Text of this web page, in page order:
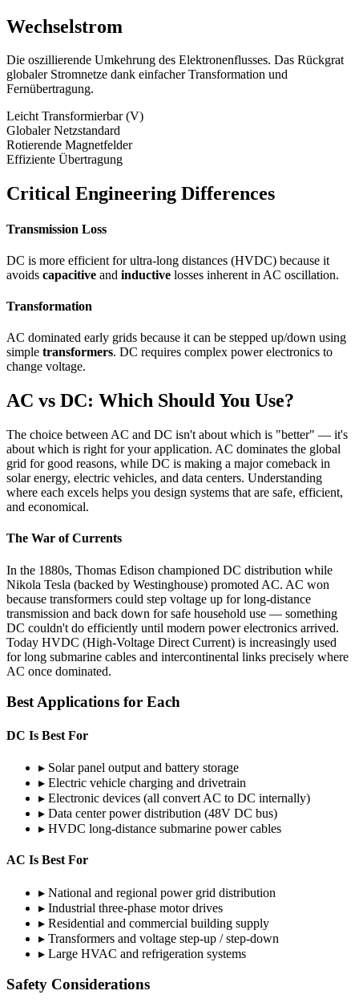
Wechselstrom
Die oszillierende Umkehrung des Elektronenflusses. Das Rückgrat
globaler Stromnetze dank einfacher Transformation und
Fernübertragung.
Leicht Transformierbar (V)
Globaler Netzstandard
Rotierende Magnetfelder
Effiziente Übertragung
Critical Engineering Differences
Transmission Loss
DC is more efficient for ultra-long distances (HVDC) because it
avoids capacitive and inductive losses inherent in AC oscillation.
Transformation
AC dominated early grids because it can be stepped up/down using
simple transformers. DC requires complex power electronics to
change voltage.
AC vs DC: Which Should You Use?
The choice between AC and DC isn't about which is "better" — it's
about which is right for your application. AC dominates the global
grid for good reasons, while DC is making a major comeback in
solar energy, electric vehicles, and data centers. Understanding
where each excels helps you design systems that are safe, efficient,
and economical.
The War of Currents
In the 1880s, Thomas Edison championed DC distribution while
Nikola Tesla (backed by Westinghouse) promoted AC. AC won
because transformers could step voltage up for long-distance
transmission and back down for safe household use — something
DC couldn't do efficiently until modern power electronics arrived.
Today HVDC (High-Voltage Direct Current) is increasingly used
for long submarine cables and intercontinental links precisely where
AC once dominated.
Best Applications for Each
DC Is Best For
▸ Solar panel output and battery storage
▸ Electric vehicle charging and drivetrain
▸ Electronic devices (all convert AC to DC internally)
▸ Data center power distribution (48V DC bus)
▸ HVDC long-distance submarine power cables
AC Is Best For
▸ National and regional power grid distribution
▸ Industrial three-phase motor drives
▸ Residential and commercial building supply
▸ Transformers and voltage step-up / step-down
▸ Large HVAC and refrigeration systems
Safety Considerations